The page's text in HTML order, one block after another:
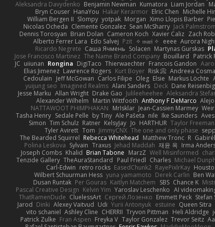
Aleksandra Davydenko Benjamin Newman Kumatora Liam Jordan
Bryn Couser HanaYou Hakar Kerarmor Elric Chen Michelle
William Bergen II Slompy yotpak Morgan Ximo Llopis Barber
Nicolas Ocheda Clemente Gonzalez Sean McSharry Jack
Dennis Torosyan Brian Dolan Cameron Koch Xavier Caliz Zach
Alberto Ferrer Lara Edo Salvej Pzit ✧ 𝔪𝔞𝔯𝔦 ✧ eeee Aurora
Ricardo Negrete Саша Ячмень Solacen Martynas Gurskas
Jose Francisco Martinez The Name Brand Company Bouillard Patrick
JC uiiunan Rongina DigiTaco Thierwaechter Francois Gandon
Elias Jimenez Lawrence Rogers Kurt Boyer Risk 📀 Andreea Cosma
Cedoulain Jeff McGowan Carlos Filipe Oleg Elsie Markus Löchte
yuijung seo Imagined Realms Alani Sanders Deck Dane
Jesse Marku Allan Wright Drake Gao Julileeheehee Aleksandra
Alexander Wilhelm Martin Wittfooth Anthony F DeMarco
NATTAWOOT PHIMPHAKAN MrIsklar Jean-Cassien Marmey
Tasha Henry Sedale Pelle by Tiny Ale Pašeta nile Ike Saunders
Simon Tim Schulz Ratner KelsyJay Jo HARTHUR Taylor Freeman
Tyler Avirett Tom JimmyCNX The one and only phase sepp
The Bearded Squirrel Rebecca Whitehead Matthew Tronc R Gabirél
Polina Leskova Sylvain Traxus Jehad Maddah 재윤 옥 Irma
Joseph Combs Khalid Brian Tabone MarzZ Well Misinformed
Tenzide Gallery TheAuraStandard Paul Friedl Charles Michael
Carl-Edwin retro rocks EasedChunk2 RayePixlrKay
Wilbert Schuurman Hess yuna yamamoto Derek Carlin Ben
Dusan Runtak Per Gouras Kaitlyn Matchem SBS Chance K
Pascal Creative Design Kelvin Yim Yaroslav Leschenko AI
ThatRamenDude CluelessArt Cергей Лозенко Emmett Peck Stefan
Jarod Dinki Alexey Vaitvud Udi Yurii Antonyuk estuine Queen Sitra
vito schaniel Ashley Cline CHERRII Tryvon Pittman Heli Aldridge
Patrick Zulke Fran Aspen Freyka V Taylor Gonzalez Trevor Seitz